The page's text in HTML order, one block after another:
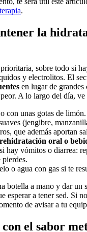
.
la
sobre todo si
y electrolitos. El
en lugar de grandes
A lo largo del día, ve
con unas gotas de limón.
(jengibre,
que además aportan
oral o
hay vómitos o diarrea:
pierdes.
o agua con gas si te
botella a mano y dar un
esperar a tener sed. Si
de avisar a tu
con el sabor